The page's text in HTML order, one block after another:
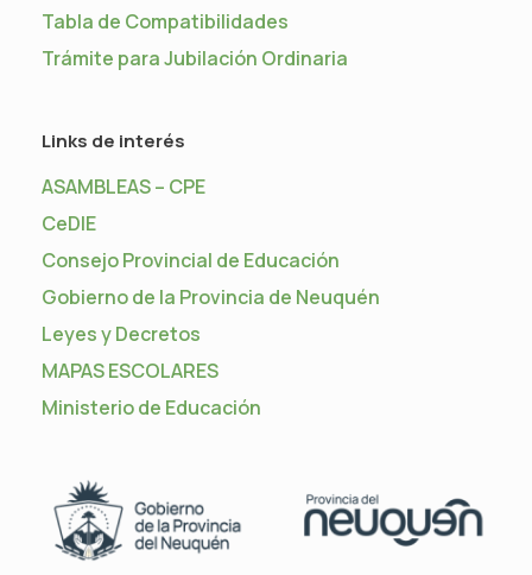
Tabla de Compatibilidades
Trámite para Jubilación Ordinaria
Links de interés
ASAMBLEAS – CPE
CeDIE
Consejo Provincial de Educación
Gobierno de la Provincia de Neuquén
Leyes y Decretos
MAPAS ESCOLARES
Ministerio de Educación